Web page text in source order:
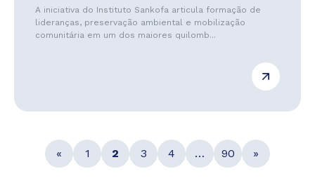
A iniciativa do Instituto Sankofa articula formação de
lideranças, preservação ambiental e mobilização
comunitária em um dos maiores quilomb...
« 1 2 3 4 … 90 »